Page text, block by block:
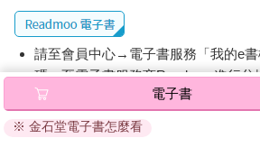
請至會員中心→電子書服務「我的e
碼』至電子書服務商Readmoo進行兌
退換貨須知：
因版權保護，您在金石堂所購買的電
電子書
※ 金石堂電子書怎麼看